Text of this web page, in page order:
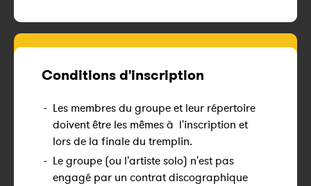
Conditions d'inscription
- Les membres du groupe et leur répertoire
doivent être les mêmes à l'inscription et
lors de la finale du tremplin.
- Le groupe (ou l'artiste solo) n'est pas
engagé par un contrat discographique